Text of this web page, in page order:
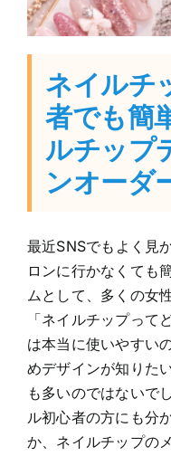
ネイルチ
者でも簡
ルチップ
ンオーダ
最近SNSでもよく見
ロンに行かなくても
ムとして、多くの女
「ネイルチップって
は本当に使いやすい
めデザインが知りた
も多いのではないで
ル初心者の方にも分
か、ネイルチップの